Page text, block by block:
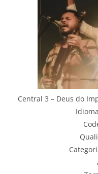
Central 3 – Deus do